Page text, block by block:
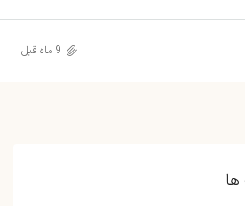
9 ماه قبل